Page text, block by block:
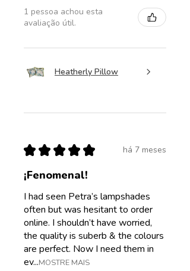
1 pessoa achou esta
avaliação útil.
Heatherly Pillow
★ ★ ★ ★ ★ há 7 meses
¡Fenomenal!
I had seen Petra’s lampshades
often but was hesitant to order
online. I shouldn’t have worried,
the quality is suberb & the colours
are perfect. Now I need them in
ev...MOSTRE MAIS